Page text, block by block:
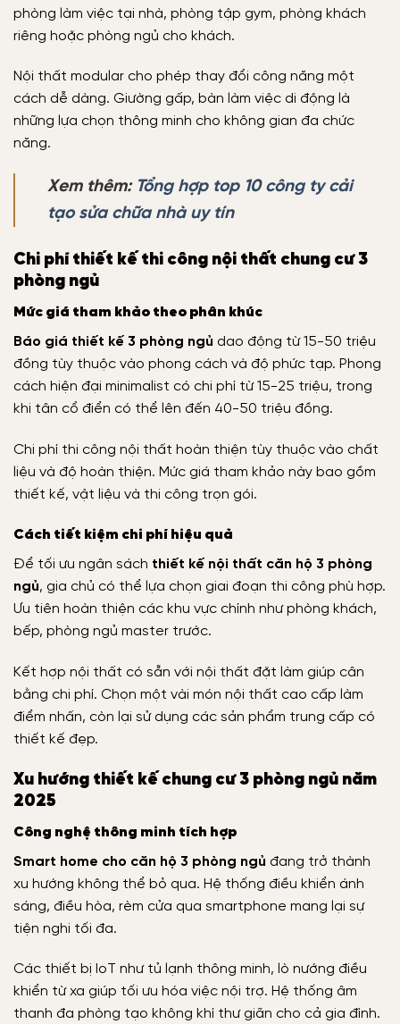
phòng làm việc tại nhà, phòng tập gym, phòng khách
riêng hoặc phòng ngủ cho khách.
Nội thất modular cho phép thay đổi công năng một
cách dễ dàng. Giường gấp, bàn làm việc di động là
những lựa chọn thông minh cho không gian đa chức
năng.
Xem thêm: Tổng hợp top 10 công ty cải
tạo sửa chữa nhà uy tín
Chi phí thiết kế thi công nội thất chung cư 3
phòng ngủ
Mức giá tham khảo theo phân khúc
Báo giá thiết kế 3 phòng ngủ dao động từ 15-50 triệu
đồng tùy thuộc vào phong cách và độ phức tạp. Phong
cách hiện đại minimalist có chi phí từ 15-25 triệu, trong
khi tân cổ điển có thể lên đến 40-50 triệu đồng.
Chi phí thi công nội thất hoàn thiện tùy thuộc vào chất
liệu và độ hoàn thiện. Mức giá tham khảo này bao gồm
thiết kế, vật liệu và thi công trọn gói.
Cách tiết kiệm chi phí hiệu quả
Để tối ưu ngân sách thiết kế nội thất căn hộ 3 phòng
ngủ, gia chủ có thể lựa chọn giai đoạn thi công phù hợp.
Ưu tiên hoàn thiện các khu vực chính như phòng khách,
bếp, phòng ngủ master trước.
Kết hợp nội thất có sẵn với nội thất đặt làm giúp cân
bằng chi phí. Chọn một vài món nội thất cao cấp làm
điểm nhấn, còn lại sử dụng các sản phẩm trung cấp có
thiết kế đẹp.
Xu hướng thiết kế chung cư 3 phòng ngủ năm
2025
Công nghệ thông minh tích hợp
Smart home cho căn hộ 3 phòng ngủ đang trở thành
xu hướng không thể bỏ qua. Hệ thống điều khiển ánh
sáng, điều hòa, rèm cửa qua smartphone mang lại sự
tiện nghi tối đa.
Các thiết bị IoT như tủ lạnh thông minh, lò nướng điều
khiển từ xa giúp tối ưu hóa việc nội trợ. Hệ thống âm
thanh đa phòng tạo không khí thư giãn cho cả gia đình.